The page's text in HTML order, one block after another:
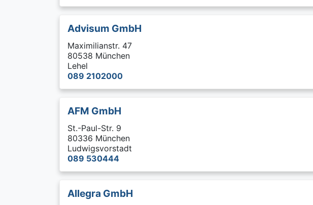
Advisum GmbH
Maximilianstr. 47
80538 München
Lehel
089 2102000
AFM GmbH
St.-Paul-Str. 9
80336 München
Ludwigsvorstadt
089 530444
Allegra GmbH